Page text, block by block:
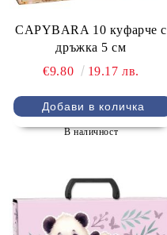
CAPYBARA 10 куфарче с
дръжка 5 см
€9.80
19.17 лв.
В наличност